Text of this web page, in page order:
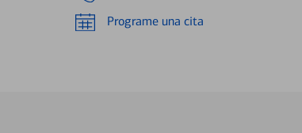
Programe una cita